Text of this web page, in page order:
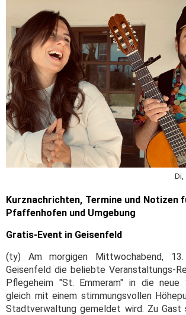
Di,
Kurznachrichten, Termine und Notizen
Pfaffenhofen und Umgebung
Gratis-Event in Geisenfeld
(ty) Am morgigen Mittwochabend,
Geisenfeld die beliebte Veranstaltungs-
Pflegeheim "St. Emmeram" in die neue
gleich mit einem stimmungsvollen
Stadtverwaltung gemeldet wird. Zu Gast